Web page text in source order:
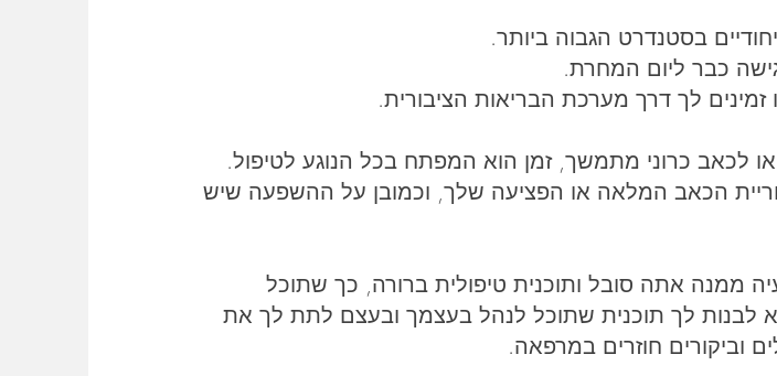
בסטנדרט הגבוה ביותר.
כבר ליום המחרת.
לך דרך מערכת הבריאות הציבורית.
לכאב כרוני מתמשך, זמן הוא המפתח בכל הנוגע לטיפול.
הכאב המלאה או הפציעה שלך, וכמובן על ההשפעה שיש
אתה סובל ותוכנית טיפולית ברורה, כך שתוכל
לבנות לך תוכנית שתוכל לנהל בעצמך ובעצם לתת לך את
וביקורים חוזרים במרפאה.